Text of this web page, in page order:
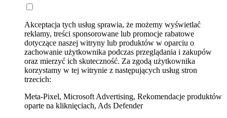
Akceptacja tych usług sprawia, że możemy wyświetlać
reklamy, treści sponsorowane lub promocje rabatowe
dotyczące naszej witryny lub produktów w oparciu o
zachowanie użytkownika podczas przeglądania i zakupów
oraz mierzyć ich skuteczność. Za zgodą użytkownika
korzystamy w tej witrynie z następujących usług stron
trzecich:
Meta-Pixel, Microsoft Advertising, Rekomendacje produktów
oparte na kliknięciach, Ads Defender